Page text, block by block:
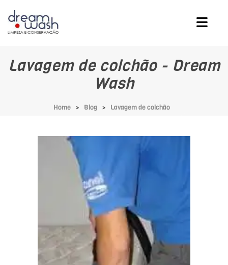
Lavagem de colchão - Dream
Wash
Home Blog Lavagem de colchão